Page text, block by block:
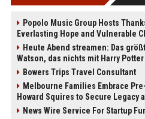
Popolo Music Group Hosts
Everlasting Hope and Vulnerable
Heute Abend streamen: Das
Watson, das nichts mit Harry
Bowers Trips Travel Consultant
Melbourne Families Embrace
Howard Squires to Secure Legacy
News Wire Service For Startup